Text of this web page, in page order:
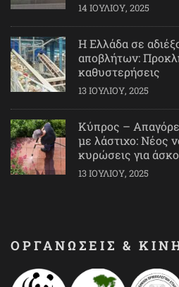
14 ΙΟΥΛΊΟΥ, 2025
Η Ελλάδα σε
αποβλήτων:
καθυστερήσεις
13 ΙΟΥΛΊΟΥ, 2025
Κύπρος –
με λάστιχο: Νέος
κυρώσεις για
13 ΙΟΥΛΊΟΥ, 2025
ΟΡΓΑΝΩΣΕΙΣ &